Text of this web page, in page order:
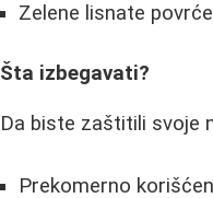
Zelene lisnate
Šta izbegavati?
Da biste zaštitili svoje
Prekomerno